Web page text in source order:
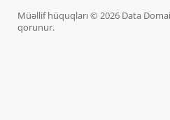
Müəllif hüquqları © 2026 Data
qorunur.